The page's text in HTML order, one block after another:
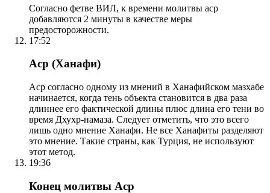
Согласно фетве ВИЛ, к времени молитвы аср
добавляются 2 минуты в качестве меры
предосторожности.
17:52
Аср (Ханафи)
Аср согласно одному из мнений в Ханафийском мазхабе
начинается, когда тень объекта становится в два раза
длиннее его фактической длины плюс длина его тени во
время Дхухр-намаза. Следует отметить, что это всего
лишь одно мнение Ханафи. Не все Ханафиты разделяют
это мнение. Такие страны, как Турция, не используют
этот метод.
19:36
Конец молитвы Аср